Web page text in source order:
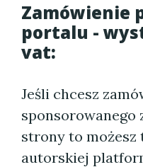
Zamówienie
portalu -
vat:
Jeśli chcesz
sponsorowanego
strony to możesz
autorskiej